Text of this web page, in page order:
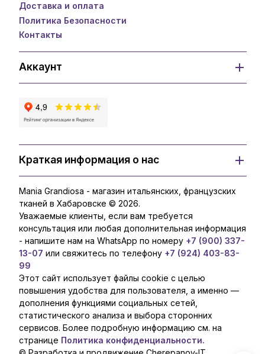
Доставка и оплата
Политика Безопасности
Контакты
Аккаунт
Краткая информация о нас
Mania Grandiosa - магазин итальянских, французских
тканей в Хабаровске © 2026.
Уважаемые клиенты, если вам требуется
консультация или любая дополнительная информация
- напишите нам на WhatsApp по номеру +7 (900) 337-
13-07 или свяжитесь по телефону +7 (924) 403-83-
99
Этот сайт использует файлы cookie с целью
повышения удобства для пользователя, а именно —
дополнения функциями социальных сетей,
статистического анализа и выбора сторонних
сервисов. Более подробную информацию см. на
странице Политика конфиденциальности.